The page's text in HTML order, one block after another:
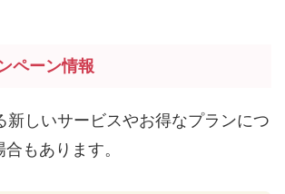
ペーン情報
新しいサービスやお得なプランにつ
もあります。